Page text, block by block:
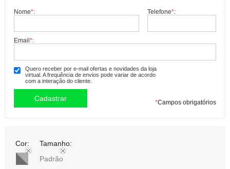
Nome*: Telefone*:
Email*:
Quero receber por e-mail ofertas e novidades da loja
virtual. A frequência de envios pode variar de acordo
com a interação do cliente.
*Campos obrigatórios
Cor:
Tamanho:
Padrão